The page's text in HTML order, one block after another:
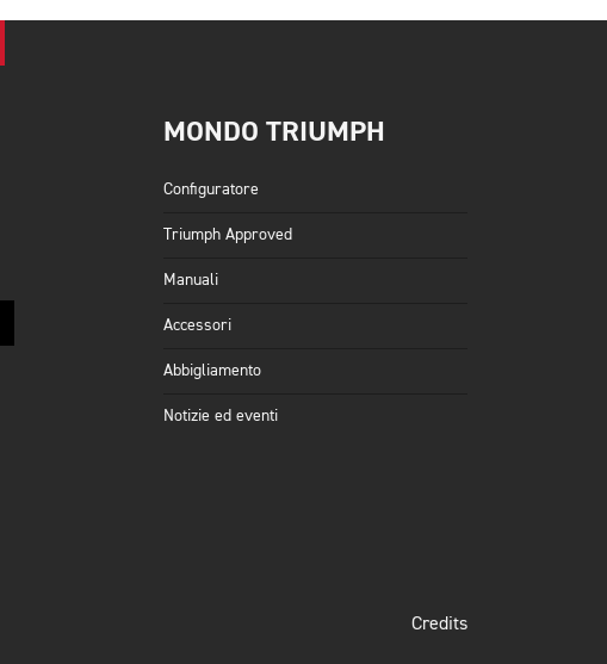
MONDO TRIUMPH
Configuratore
Triumph Approved
Manuali
Accessori
Abbigliamento
Notizie ed eventi
Credits